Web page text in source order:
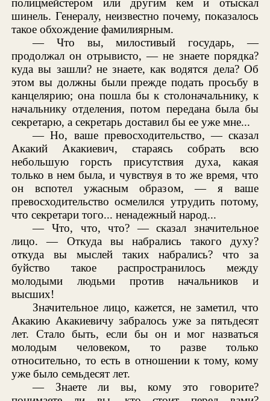
полицмейстером или другим кем и отыскал
шинель. Генералу, неизвестно почему, показалось
такое обхождение фамилиярным.
— Что вы, милостивый государь, —
продолжал он отрывисто, — не знаете порядка?
куда вы зашли? не знаете, как водятся дела? Об
этом вы должны были прежде подать просьбу в
канцелярию; она пошла бы к столоначальнику, к
начальнику отделения, потом передана была бы
секретарю, а секретарь доставил бы ее уже мне...
— Но, ваше превосходительство, — сказал
Акакий Акакиевич, стараясь собрать всю
небольшую горсть присутствия духа, какая
только в нем была, и чувствуя в то же время, что
он вспотел ужасным образом, — я ваше
превосходительство осмелился утрудить потому,
что секретари того... ненадежный народ...
— Что, что, что? — сказал значительное
лицо. — Откуда вы набрались такого духу?
откуда вы мыслей таких набрались? что за
буйство такое распространилось между
молодыми людьми против начальников и
высших!
Значительное лицо, кажется, не заметил, что
Акакию Акакиевичу забралось уже за пятьдесят
лет. Стало быть, если бы он и мог назваться
молодым человеком, то разве только
относительно, то есть в отношении к тому, кому
уже было семьдесят лет.
— Знаете ли вы, кому это говорите?